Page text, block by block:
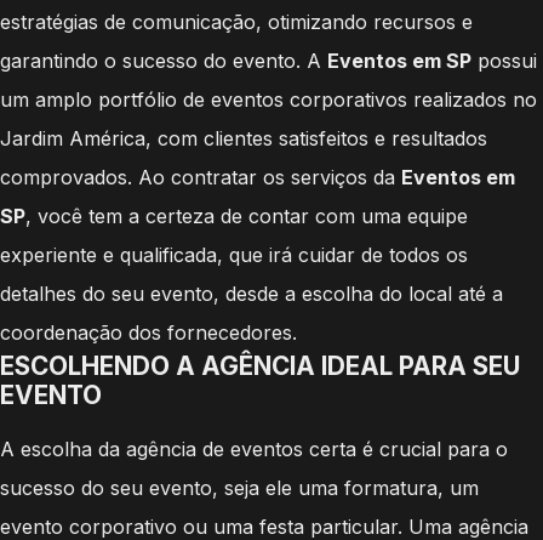
estratégias de comunicação, otimizando recursos e
garantindo o sucesso do evento. A Eventos em SP possui
um amplo portfólio de eventos corporativos realizados no
Jardim América, com clientes satisfeitos e resultados
comprovados. Ao contratar os serviços da Eventos em
SP, você tem a certeza de contar com uma equipe
experiente e qualificada, que irá cuidar de todos os
detalhes do seu evento, desde a escolha do local até a
coordenação dos fornecedores.
ESCOLHENDO A AGÊNCIA IDEAL PARA SEU
EVENTO
A escolha da agência de eventos certa é crucial para o
sucesso do seu evento, seja ele uma formatura, um
evento corporativo ou uma festa particular. Uma agência